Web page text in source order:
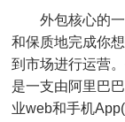
外包核心的一
和保质地完成你
到市场进行运营
是一支由阿里巴
业web和手机